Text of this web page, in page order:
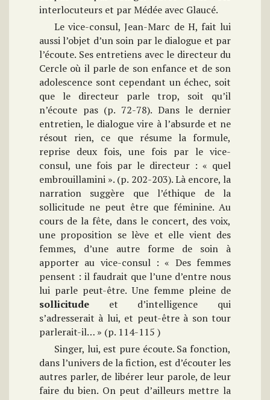
interlocuteurs et par Médée avec Glaucé.
Le vice-consul, Jean-Marc de H, fait lui
aussi l’objet d’un soin par le dialogue et par
l’écoute. Ses entretiens avec le directeur du
Cercle où il parle de son enfance et de son
adolescence sont cependant un échec, soit
que le directeur parle trop, soit qu’il
n’écoute pas (p. 72-78). Dans le dernier
entretien, le dialogue vire à l’absurde et ne
résout rien, ce que résume la formule,
reprise deux fois, une fois par le vice-
consul, une fois par le directeur : « quel
embrouillamini ». (p. 202-203). Là encore, la
narration suggère que l’éthique de la
sollicitude ne peut être que féminine. Au
cours de la fête, dans le concert, des voix,
une proposition se lève et elle vient des
femmes, d’une autre forme de soin à
apporter au vice-consul : « Des femmes
pensent : il faudrait que l’une d’entre nous
lui parle peut-être. Une femme pleine de
sollicitude et d’intelligence qui
s’adresserait à lui, et peut-être à son tour
parlerait-il… » (p. 114-115 )
Singer, lui, est pure écoute. Sa fonction,
dans l’univers de la fiction, est d’écouter les
autres parler, de libérer leur parole, de leur
faire du bien. On peut d’ailleurs mettre la